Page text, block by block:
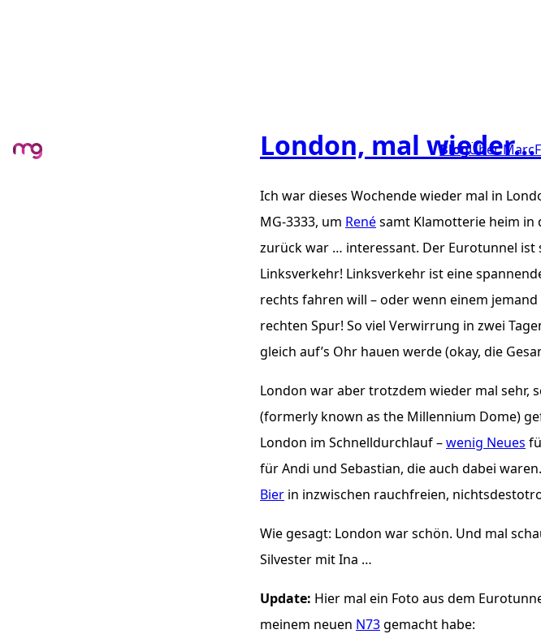
BlogÜber Marc
London, mal wieder…
Ich war dieses Wochende wieder mal in
MG-3333, um Renésamt Klamotterie heim in
zurück war … interessant. Der Eurotunnel
Linksverkehr! Linksverkehr ist eine
rechts fahren will – oder wenn einem
rechten Spur! So viel Verwirrung in zwei
gleich auf’s Ohr hauen werde (okay, die
London war aber trotzdem wieder mal sehr,
(formerly known as the Millennium Dome)
London im Schnelldurchlauf –wenig Neues
für Andi und Sebastian, die auch dabei
Bier in inzwischen rauchfreien,
Wie gesagt: London war schön. Und mal
Silvester mit Ina …
Update: Hier mal ein Foto aus dem
meinem neuen N73gemacht habe: